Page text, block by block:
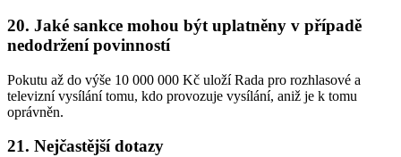
20. Jaké sankce mohou být uplatněny v případě
nedodržení povinností
Pokutu až do výše 10 000 000 Kč uloží Rada pro rozhlasové a
televizní vysílání tomu, kdo provozuje vysílání, aniž je k tomu
oprávněn.
21. Nejčastější dotazy